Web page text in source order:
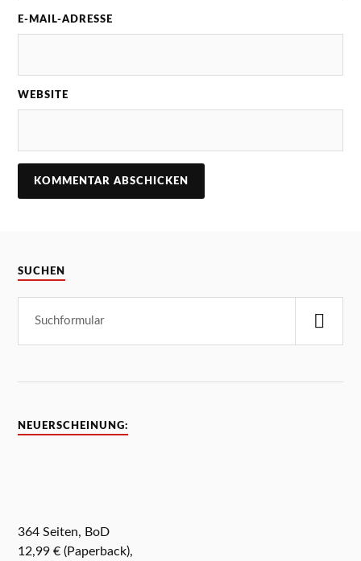
E-MAIL-ADRESSE
WEBSITE
SUCHEN
NEUERSCHEINUNG:
364 Seiten, BoD
12,99 € (Paperback),